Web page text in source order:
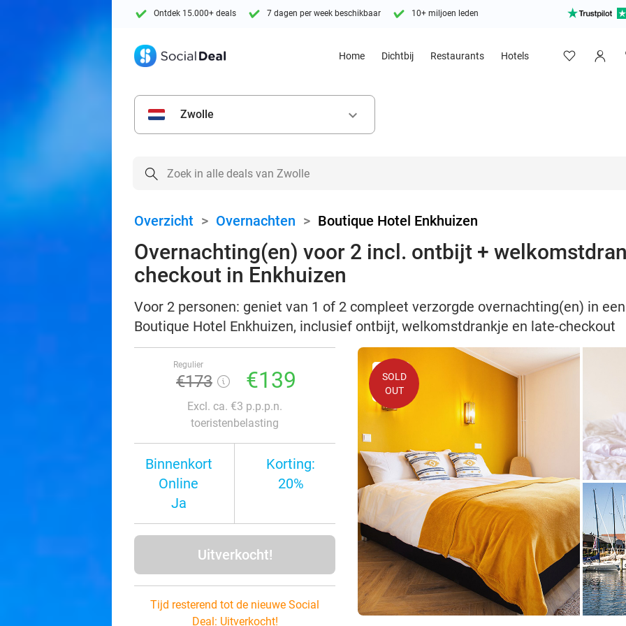
Ontdek 15.000+ deals 7 dagen per week beschikbaar 10+ miljoen leden
Home Dichtbij Restaurants Hotels
Zwolle keyboard_arrow_down
Overzicht > Overnachten > Boutique Hotel Enkhuizen
Overnachting(en) voor 2 incl. ontbijt +
checkout in Enkhuizen
Voor 2 personen: geniet van 1 of 2 compleet verzorgde overnachting(en) in
Boutique Hotel Enkhuizen, inclusief ontbijt, welkomstdrankje en late-checkout
Regulier
€173 €139
Excl. ca. €3 p.p.p.n.
toeristenbelasting
Binnenkort
Online
Ja
Korting:
20%
Uitverkocht!
Tijd resterend tot de nieuwe Social
Deal: Uitverkocht!
SOLD
OUT